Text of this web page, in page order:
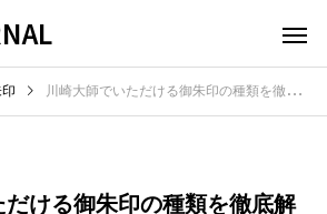
川崎大師でいただける御朱印の種類を徹底解説！厄除けのパワースポット
だける御朱印の種類を徹底解